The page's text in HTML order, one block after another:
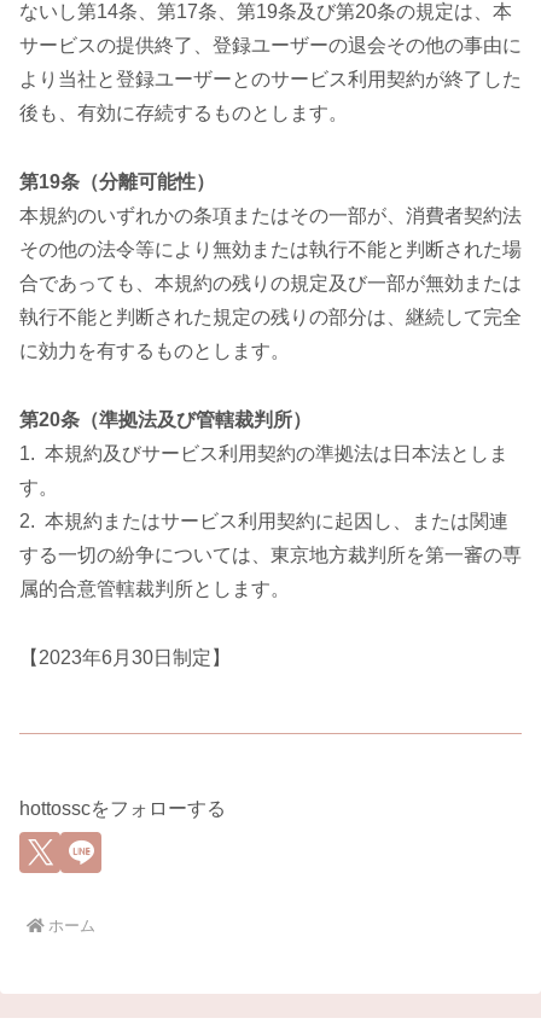
ないし第14条、第17条、第19条及び第20条の規定は、本
サービスの提供終了、登録ユーザーの退会その他の事由に
より当社と登録ユーザーとのサービス利用契約が終了した
後も、有効に存続するものとします。
第19条（分離可能性）
本規約のいずれかの条項またはその一部が、消費者契約法
その他の法令等により無効または執行不能と判断された場
合であっても、本規約の残りの規定及び一部が無効または
執行不能と判断された規定の残りの部分は、継続して完全
に効力を有するものとします。
第20条（準拠法及び管轄裁判所）
1. 本規約及びサービス利用契約の準拠法は日本法としま
す。
2. 本規約またはサービス利用契約に起因し、または関連
する一切の紛争については、東京地方裁判所を第一審の専
属的合意管轄裁判所とします。
【2023年6月30日制定】
hottosscをフォローする
ホーム